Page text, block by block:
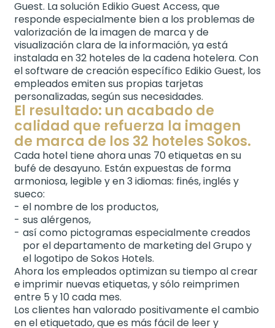
Guest. La solución Edikio Guest Access, que
responde especialmente bien a los problemas de
valorización de la imagen de marca y de
visualización clara de la información, ya está
instalada en 32 hoteles de la cadena hotelera. Con
el software de creación específico Edikio Guest, los
empleados emiten sus propias tarjetas
personalizadas, según sus necesidades.
El resultado: un acabado de
calidad que refuerza la imagen
de marca de los 32 hoteles Sokos.
Cada hotel tiene ahora unas 70 etiquetas en su
bufé de desayuno. Están expuestas de forma
armoniosa, legible y en 3 idiomas: finés, inglés y
sueco:
el nombre de los productos,
sus alérgenos,
así como pictogramas especialmente creados
por el departamento de marketing del Grupo y
el logotipo de Sokos Hotels.
Ahora los empleados optimizan su tiempo al crear
e imprimir nuevas etiquetas, y sólo reimprimen
entre 5 y 10 cada mes.
Los clientes han valorado positivamente el cambio
en el etiquetado, que es más fácil de leer y